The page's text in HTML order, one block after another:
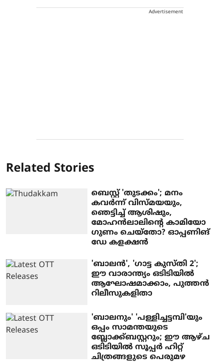
Advertisement
Related Stories
ബെസ്റ്റ് 'തുടക്കം'; മനം
കവർന്ന് വിസ്മയയും,
ഞെട്ടിച്ച് ആശിഷും,
മോഹൻലാലിന്റെ കാമിയോ ​
ഗുണം ചെയ്തോ? ഓപ്പണിങ്
ഡേ കളക്ഷൻ
'ബാലൻ', ​'ഗാട്ട കുസ്തി 2';
ഈ വാരാന്ത്യം ഒടിടിയിൽ
ആഘോഷമാക്കാം, പുത്തൻ
റിലീസുകളിതാ
'ബാലനും' 'പള്ളിച്ചട്ടമ്പി'യും
ഒപ്പം സാമന്തയുടെ
ബ്ലോക്ക്ബസ്റ്ററും; ഈ ആഴ്ച
ഒടിടിയിൽ സൂപ്പർ ഹിറ്റ്
ചിത്രങ്ങളുടെ പെരുമഴ